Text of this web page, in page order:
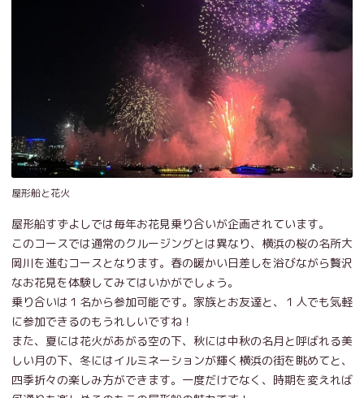
屋形船と花火
屋形船すずよしでは毎年お花見乗り合いが企画されています。
このコースでは通常のクルージングとは異なり、横浜の桜の名所大
岡川を進むコースとなります。春の暖かい日差しを浴びながら贅沢
なお花見を体験してみてはいかがでしょう。
乗り合いは１名から参加可能です。家族とお友達と、１人でも気軽
に参加できるのもうれしいですね！
また、夏には花火があがる空の下、秋には中秋の名月と呼ばれる美
しい月の下、冬にはイルミネーションが輝く横浜の街を眺めてと、
四季折々の楽しみ方ができます。一度だけでなく、時期を変えれば